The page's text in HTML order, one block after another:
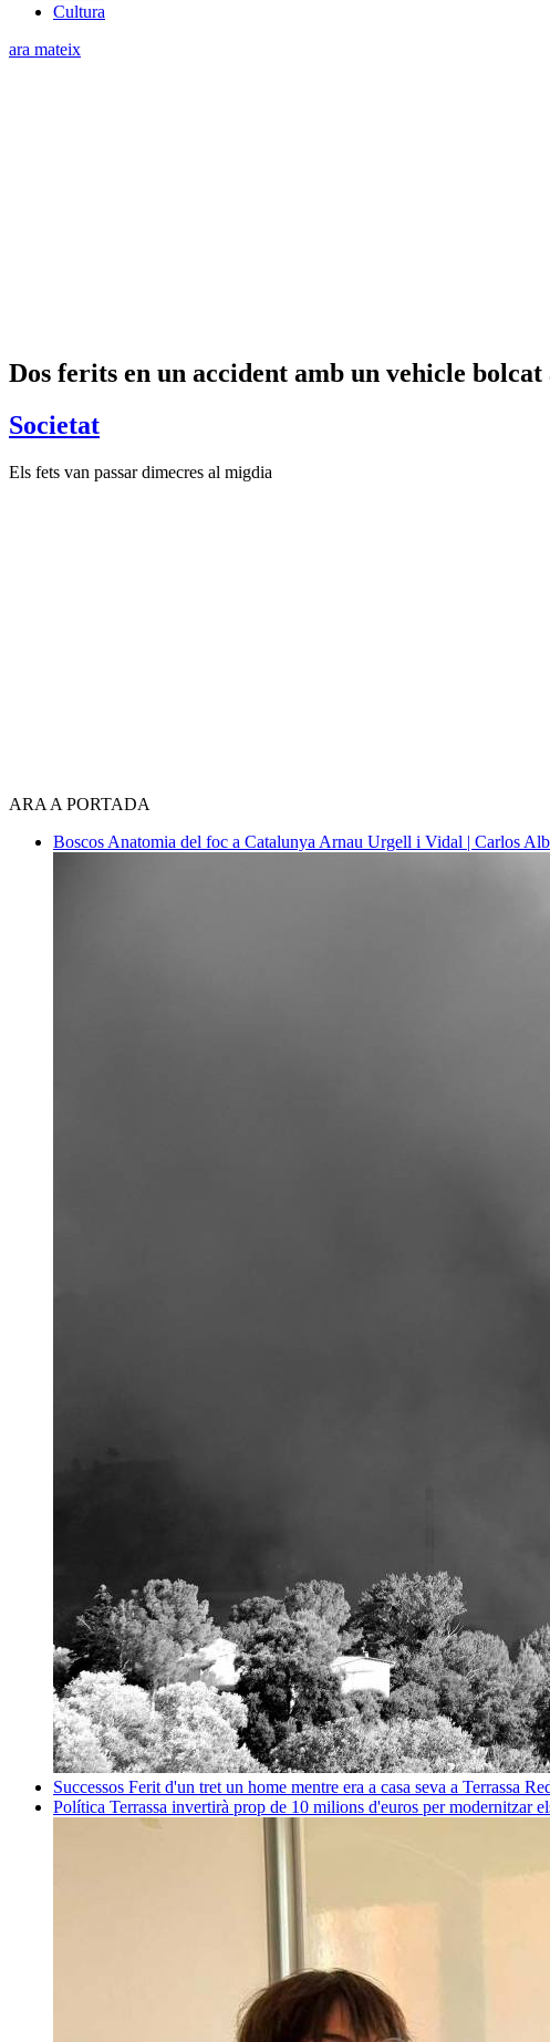
Cultura
ara mateix
Dos ferits en un accident amb un vehicle bolcat
Societat
Els fets van passar dimecres al migdia
ARA A PORTADA
Boscos Anatomia del foc a Catalunya Arnau Urgell i Vidal | Carlos
Successos Ferit d'un tret un home mentre era a casa seva a Terrassa
Política Terrassa invertirà prop de 10 milions d'euros per modernitzar